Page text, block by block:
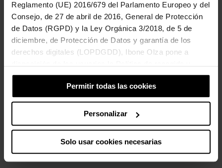
Reglamento (UE) 2016/679 del Parlamento Europeo y del
Consejo, de 27 de abril de 2016, General de Protección
de Datos (RGPD) y la Ley Orgánica 3/2018, de 5 de
diciembre, de Protección de Datos y garantía de los
derechos digitales (LOPDGDD), Ibone Olza pone a
tratamiento de cookies del sitio Web.
Permitir todas las cookies
Personalizar
Solo usar cookies necesarias
El Instituto: Huellas Y Semillas, De María Jesús